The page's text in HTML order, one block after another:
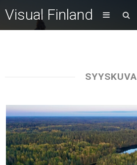
Visual Finland
SYYSKUVA